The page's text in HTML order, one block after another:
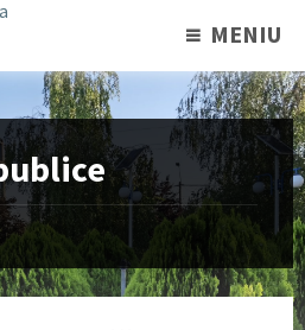
MENIU